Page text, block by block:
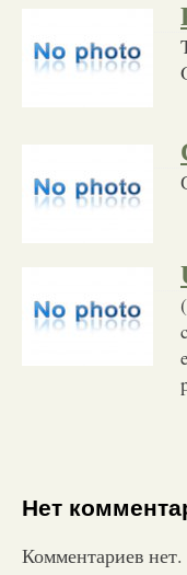
Нет
Комментариев нет.